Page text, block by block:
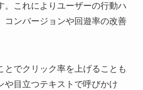
。これによりユーザーの行動ハ
コンバージョンや回遊率の改善
とでクリック率を上げることも
や目立つテキストで呼びかけ